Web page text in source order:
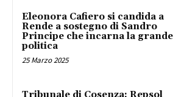
Eleonora Cafiero si candida a
Rende a sostegno di Sandro
Principe che incarna la grande
politica
25 Marzo 2025